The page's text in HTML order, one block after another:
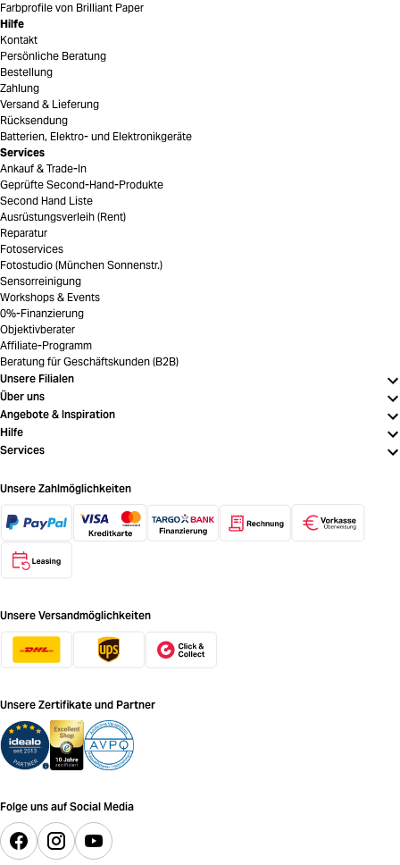
Farbprofile von Brilliant Paper
Hilfe
Kontakt
Persönliche Beratung
Bestellung
Zahlung
Versand & Lieferung
Rücksendung
Batterien, Elektro- und Elektronikgeräte
Services
Ankauf & Trade-In
Geprüfte Second-Hand-Produkte
Second Hand Liste
Ausrüstungsverleih (Rent)
Reparatur
Fotoservices
Fotostudio (München Sonnenstr.)
Sensorreinigung
Workshops & Events
0%-Finanzierung
Objektivberater
Affiliate-Programm
Beratung für Geschäftskunden (B2B)
Unsere Filialen
Über uns
Angebote & Inspiration
Hilfe
Services
Unsere Zahlmöglichkeiten
Unsere Versandmöglichkeiten
Unsere Zertifikate und Partner
Folge uns auf Social Media